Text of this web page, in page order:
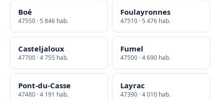
Boé
47550 · 5 846 hab.
Foulayronnes
47510 · 5 476 hab.
Casteljaloux
47700 · 4 755 hab.
Fumel
47500 · 4 690 hab.
Pont-du-Casse
47480 · 4 191 hab.
Layrac
47390 · 4 010 hab.